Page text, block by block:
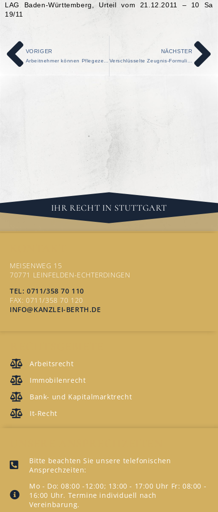
LAG Baden-Württemberg, Urteil vom 21.12.2011 – 10 Sa
19/11
VORIGER NÄCHSTER
IHR RECHT IN STUTTGART
MEISENWEG 15
70771 LEINFELDEN-ECHTERDINGEN
TEL: 0711/358 70 110
FAX: 0711/358 70 120
INFO@KANZLEI-BERTH.DE
Arbeitsrecht
Immobilenrecht
Bank- und Kapitalmarktrecht
It-Recht
Bitte beachten Sie unsere telefonischen
Ansprechzeiten:
Mo - Do: 08:00 -12:00; 13:00 - 17:00 Uhr Fr: 08:00 -
16:00 Uhr. Termine individuell nach
Vereinbarung.